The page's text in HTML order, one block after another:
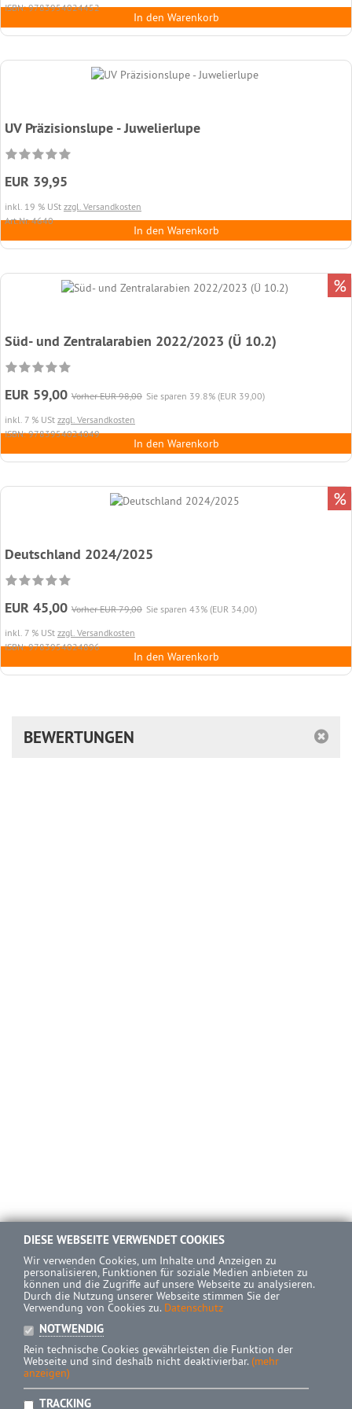
ISBN: 9783954024452
In den Warenkorb
UV Präzisionslupe - Juwelierlupe
EUR 39,95
inkl. 19 % USt zzgl. Versandkosten
Art.Nr. 4640
In den Warenkorb
Süd- und Zentralarabien 2022/2023 (Ü 10.2)
EUR 59,00 Vorher EUR 98,00 Sie sparen 39.8% (EUR 39,00)
inkl. 7 % USt zzgl. Versandkosten
ISBN: 9783954024049
In den Warenkorb
%
Deutschland 2024/2025
EUR 45,00 Vorher EUR 79,00 Sie sparen 43% (EUR 34,00)
inkl. 7 % USt zzgl. Versandkosten
ISBN: 9783954024896
In den Warenkorb
%
BEWERTUNGEN
DIESE WEBSEITE VERWENDET COOKIES
Wir verwenden Cookies, um Inhalte und Anzeigen zu
personalisieren, Funktionen für soziale Medien anbieten zu
können und die Zugriffe auf unsere Webseite zu analysieren.
Durch die Nutzung unserer Webseite stimmen Sie der
Verwendung von Cookies zu. Datenschutz
NOTWENDIG
Rein technische Cookies gewährleisten die Funktion der
Webseite und sind deshalb nicht deaktivierbar. (mehr
anzeigen)
TRACKING